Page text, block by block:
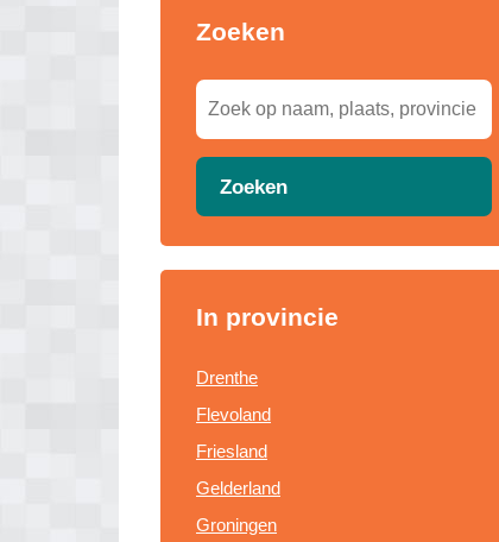
Zoeken
Zoeken
In provincie
Drenthe
Flevoland
Friesland
Gelderland
Groningen